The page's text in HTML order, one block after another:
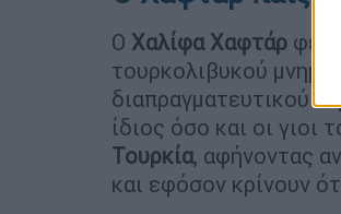
Ο Χαλίφα Χαφτάρ
τουρκολιβυκού
διαπραγματευτικού
ίδιος όσο και οι
Τουρκία, αφήνοντας
και εφόσον κρίνουν